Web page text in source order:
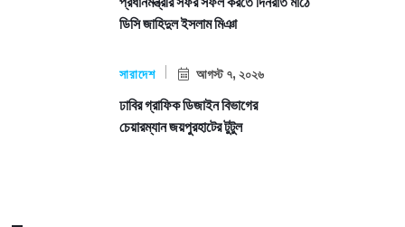
ডিসি জাহিদুল ইসলাম মিঞা
সারাদেশ আগস্ট ৭, ২০২৬
ঢাবির গ্রাফিক ডিজাইন বিভাগের
চেয়ারম্যান জয়পুরহাটের টুটুল